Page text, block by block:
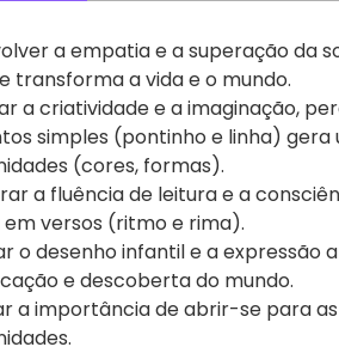
a empatia e a superação da
transforma a vida e o mundo.
a criatividade e a imaginação,
simples (pontinho e linha) gera
(cores, formas).
a fluência de leitura e a
em versos (ritmo e rima).
o desenho infantil e a expressão
e descoberta do mundo.
a importância de abrir-se para